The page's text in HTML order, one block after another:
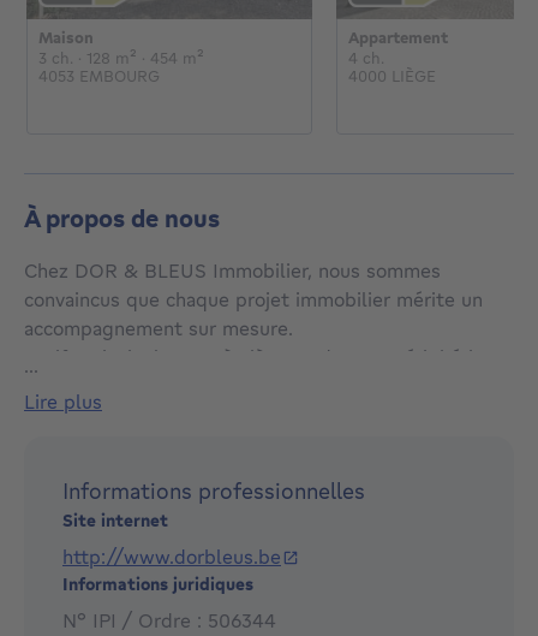
Maison
€
3 ch. 3 chambres
· 128 m² mètres carrés
· 454 m²
4053 EMBOURG
Appartement
€
4 ch.
4000 LIÈGE
À propos de nous
Chez DOR & BLEUS Immobilier, nous sommes
convaincus que chaque projet immobilier mérite un
accompagnement sur mesure.
Actifs principalement à Liège et dans sa périphérie,
accompagnons vendeurs, acquéreurs, bailleurs et
Fondée par Loïc DOR et Christophe BLEUS, forts de
plus de vingt années d'expérience chacun, notre
agence s'appuie sur une équipe expérimentée
partageant les mêmes exigences de rigueur, de
disponibilité et de professionnalisme.
...
lire plus
Informations professionnelles
Site internet
http://www.dorbleus.be
Informations juridiques
N° IPI / Ordre : 506344